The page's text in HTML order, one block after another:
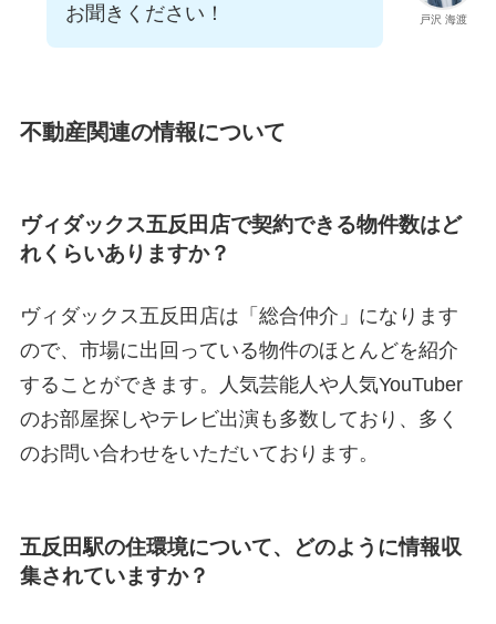
戸沢 海渡
お聞きください！
不動産関連の情報について
ヴィダックス五反田店で契約できる物件数はど
れくらいありますか？
ヴィダックス五反田店は「総合仲介」になります
ので、市場に出回っている物件のほとんどを紹介
することができます。人気芸能人や人気YouTuber
のお部屋探しやテレビ出演も多数しており、多く
のお問い合わせをいただいております。
五反田駅の住環境について、どのように情報収
集されていますか？